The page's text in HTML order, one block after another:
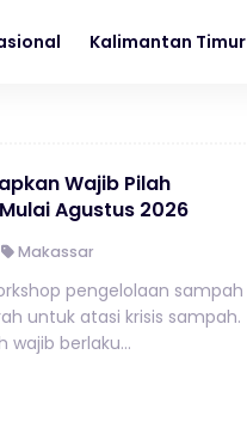
Kalimantan Timur
Wajib Pilah
Agustus 2026
Makassar
pengelolaan sampah
untuk atasi krisis sampah.
berlaku...